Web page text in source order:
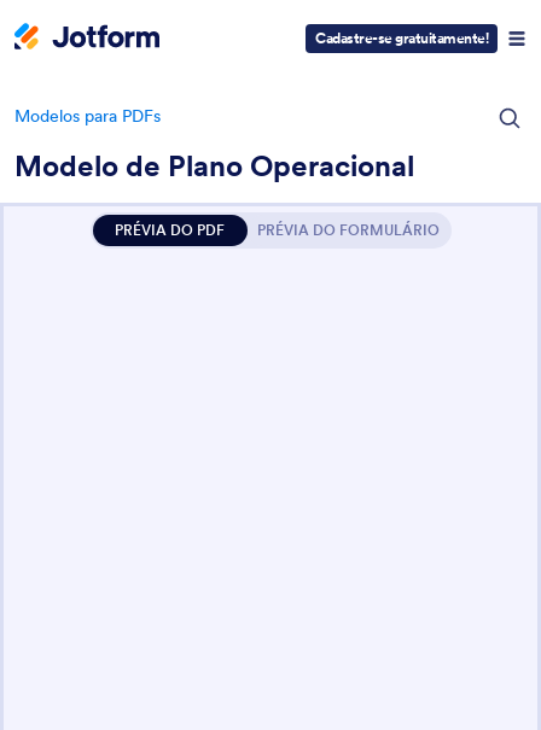
Cadastre-se gratuitamente!
Modelos para PDFs
Modelo de Plano Operacional
PRÉVIA DO PDF PRÉVIA DO FORMULÁRIO